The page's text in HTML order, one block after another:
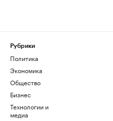
Рубрики
Политика
Экономика
Общество
Бизнес
Технологии и
медиа